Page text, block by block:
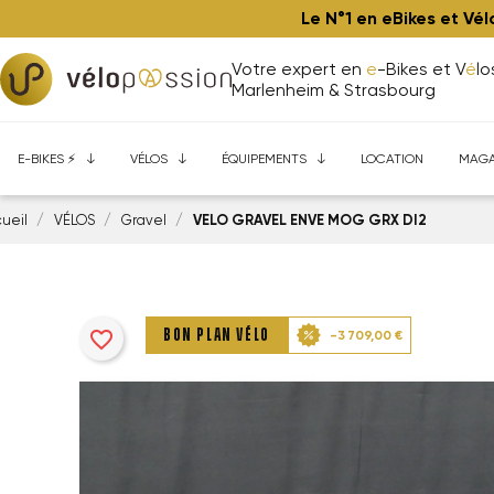
Le N°1 en eBikes et
Votre expert en e-Bikes et Vé
Marlenheim & Strasbourg
E-BIKES ⚡️ VÉLOS ÉQUIPEMENTS LOCATION
VÉLOS Gravel VELO GRAVEL ENVE MOG GRX DI2
favorite_border BON PLAN VÉLO -3 709,00 €